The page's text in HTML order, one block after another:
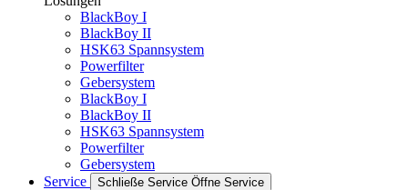
BlackBoy I
BlackBoy II
HSK63 Spannsystem
Powerfilter
Gebersystem
BlackBoy I
BlackBoy II
HSK63 Spannsystem
Powerfilter
Gebersystem
Service
Schließe Service Öffne Service